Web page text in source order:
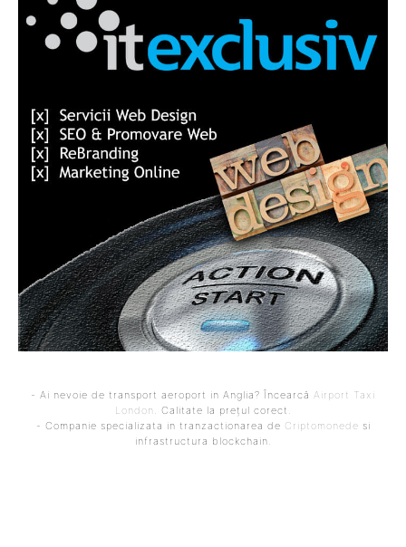
- Ai nevoie de transport aeroport in Anglia? Încearcă Airport Taxi
London
. Calitate la prețul corect.
- Companie specializata in tranzactionarea de Criptomonede si
infrastructura blockchain.